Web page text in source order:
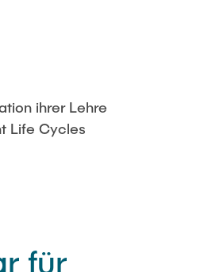
ihrer Lehre
Life Cycles
für